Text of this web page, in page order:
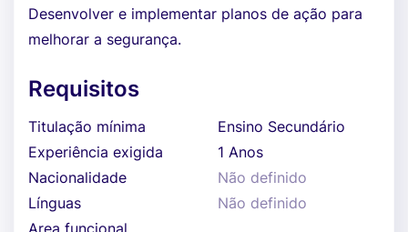
Desenvolver e implementar planos de ação para
melhorar a segurança.
Requisitos
Titulação mínima
Ensino Secundário
Experiência exigida
1 Anos
Nacionalidade
Não definido
Línguas
Não definido
Area funcional